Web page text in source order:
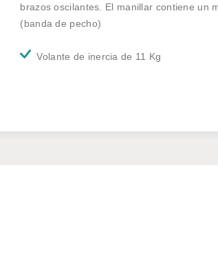
brazos oscilantes. El manillar contiene un
(banda de pecho)
Volante de inercia de 11 Kg